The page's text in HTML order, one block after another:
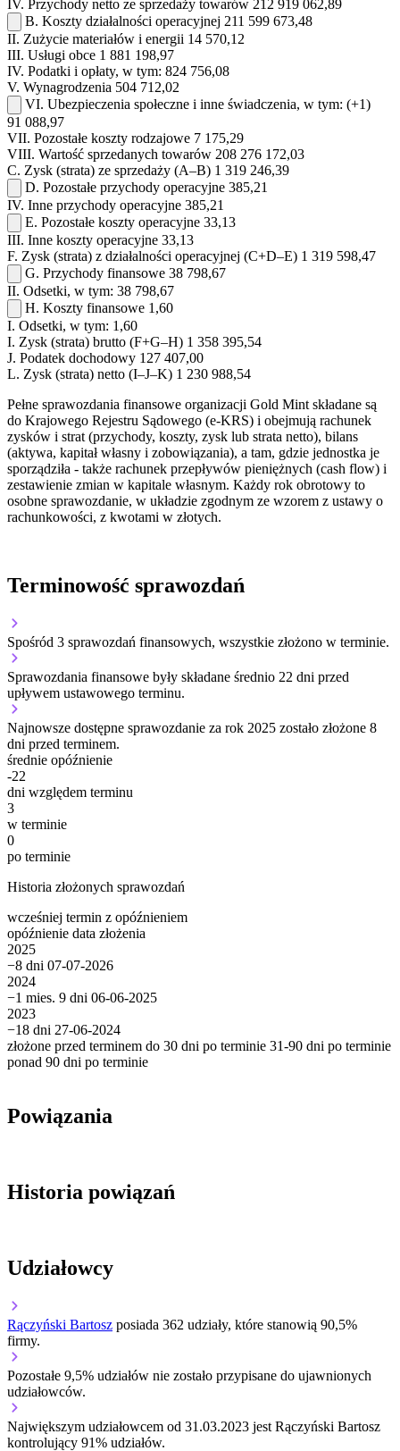
IV. Przychody netto ze sprzedaży towarów 212 919 062,89
B. Koszty działalności operacyjnej 211 599 673,48
II. Zużycie materiałów i energii 14 570,12
III. Usługi obce 1 881 198,97
IV. Podatki i opłaty, w tym: 824 756,08
V. Wynagrodzenia 504 712,02
VI. Ubezpieczenia społeczne i inne świadczenia, w tym: (+1)
91 088,97
VII. Pozostałe koszty rodzajowe 7 175,29
VIII. Wartość sprzedanych towarów 208 276 172,03
C. Zysk (strata) ze sprzedaży (A–B) 1 319 246,39
D. Pozostałe przychody operacyjne 385,21
IV. Inne przychody operacyjne 385,21
E. Pozostałe koszty operacyjne 33,13
III. Inne koszty operacyjne 33,13
F. Zysk (strata) z działalności operacyjnej (C+D–E) 1 319 598,47
G. Przychody finansowe 38 798,67
II. Odsetki, w tym: 38 798,67
H. Koszty finansowe 1,60
I. Odsetki, w tym: 1,60
I. Zysk (strata) brutto (F+G–H) 1 358 395,54
J. Podatek dochodowy 127 407,00
L. Zysk (strata) netto (I–J–K) 1 230 988,54
Pełne sprawozdania finansowe organizacji Gold Mint składane są
do Krajowego Rejestru Sądowego (e-KRS) i obejmują rachunek
zysków i strat (przychody, koszty, zysk lub strata netto), bilans
(aktywa, kapitał własny i zobowiązania), a tam, gdzie jednostka je
sporządziła - także rachunek przepływów pieniężnych (cash flow) i
zestawienie zmian w kapitale własnym. Każdy rok obrotowy to
osobne sprawozdanie, w układzie zgodnym ze wzorem z ustawy o
rachunkowości, z kwotami w złotych.
Terminowość sprawozdań
Spośród 3 sprawozdań finansowych, wszystkie złożono w terminie.
Sprawozdania finansowe były składane średnio 22 dni przed
upływem ustawowego terminu.
Najnowsze dostępne sprawozdanie za rok 2025 zostało złożone 8
dni przed terminem.
średnie opóźnienie
-22
dni względem terminu
3
w terminie
0
po terminie
Historia złożonych sprawozdań
wcześniej termin z opóźnieniem
opóźnienie data złożenia
2025
−8 dni 07-07-2026
2024
−1 mies. 9 dni 06-06-2025
2023
−18 dni 27-06-2024
złożone przed terminem do 30 dni po terminie 31-90 dni po terminie
ponad 90 dni po terminie
Powiązania
Historia powiązań
Udziałowcy
Rączyński Bartosz posiada 362 udziały, które stanowią 90,5%
firmy.
Pozostałe 9,5% udziałów nie zostało przypisane do ujawnionych
udziałowców.
Największym udziałowcem od 31.03.2023 jest Rączyński Bartosz
kontrolujący 91% udziałów.